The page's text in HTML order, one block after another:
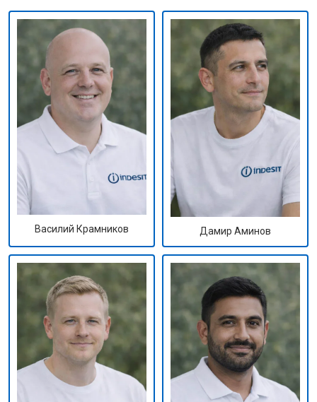
Василий Крамников Дамир Аминов